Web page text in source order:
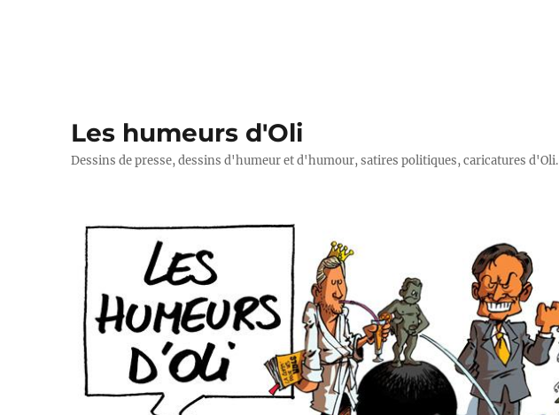
Les humeurs d'Oli
Dessins de presse, dessins d'humeur et d'humour, satires politiques, caricatures d'Oli.